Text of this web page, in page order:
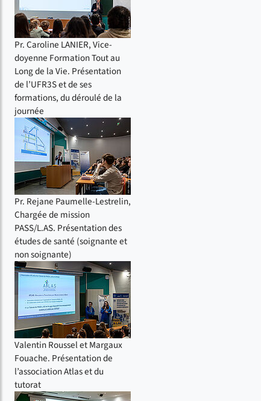
Pr. Caroline LANIER, Vice-
doyenne Formation Tout au
Long de la Vie. Présentation
de l’UFR3S et de ses
formations, du déroulé de la
journée
Pr. Rejane Paumelle-Lestrelin,
Chargée de mission
PASS/L.AS. Présentation des
études de santé (soignante et
non soignante)
Valentin Roussel et Margaux
Fouache. Présentation de
l’association Atlas et du
tutorat